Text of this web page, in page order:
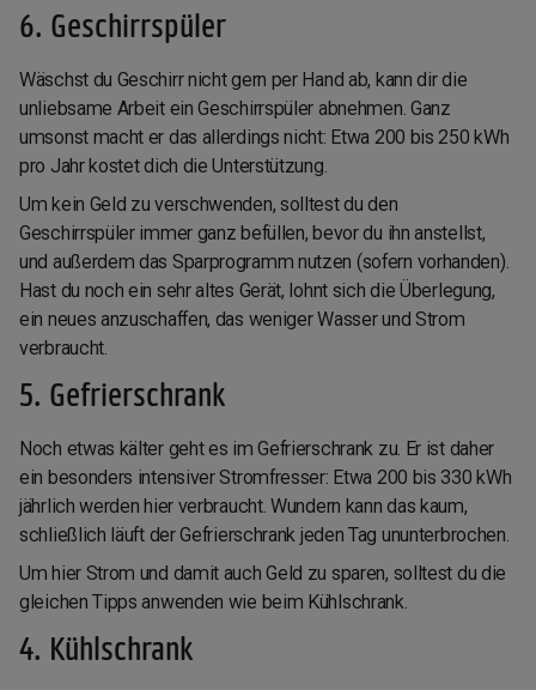
6. Geschirrspüler
Wäschst du Geschirr nicht gern per Hand ab, kann dir die
unliebsame Arbeit ein Geschirrspüler abnehmen. Ganz
umsonst macht er das allerdings nicht: Etwa 200 bis 250 kWh
pro Jahr kostet dich die Unterstützung.
Um kein Geld zu verschwenden, solltest du den
Geschirrspüler immer ganz befüllen, bevor du ihn anstellst,
und außerdem das Sparprogramm nutzen (sofern vorhanden).
Hast du noch ein sehr altes Gerät, lohnt sich die Überlegung,
ein neues anzuschaffen, das weniger Wasser und Strom
verbraucht.
5. Gefrierschrank
Noch etwas kälter geht es im Gefrierschrank zu. Er ist daher
ein besonders intensiver Stromfresser: Etwa 200 bis 330 kWh
jährlich werden hier verbraucht. Wundern kann das kaum,
schließlich läuft der Gefrierschrank jeden Tag ununterbrochen.
Um hier Strom und damit auch Geld zu sparen, solltest du die
gleichen Tipps anwenden wie beim Kühlschrank.
4. Kühlschrank